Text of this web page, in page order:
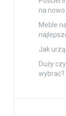
na
Meble
Jak
Duży
wybrać?